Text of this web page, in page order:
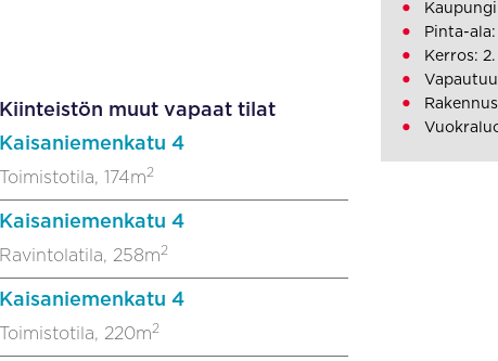
Kiinteistön muut vapaat tilat
Kaisaniemenkatu 4
Toimistotila, 174m2
Kaisaniemenkatu 4
Ravintolatila, 258m2
Kaisaniemenkatu 4
Toimistotila, 220m2
Pinta-
Kerros: